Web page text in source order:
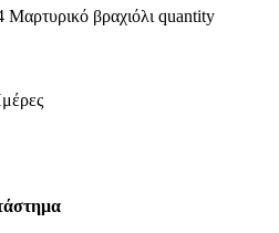
βραχιόλι quantity